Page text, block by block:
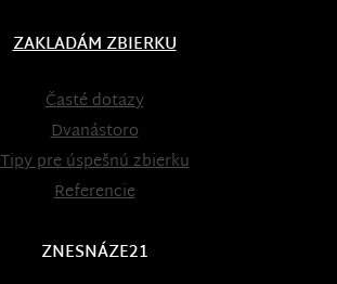
ZAKLADÁM ZBIERKU
Časté dotazy
Dvanástoro
Tipy pre úspešnú zbierku
Referencie
ZNESNÁZE21